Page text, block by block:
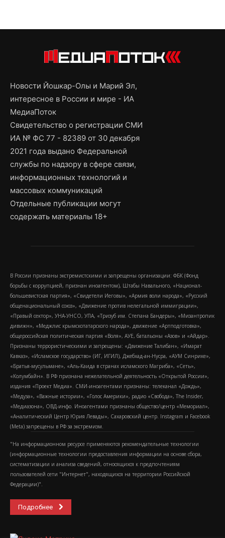
Новости Йошкар-Олы и Марий Эл,
интересное в России и мире - ИА
МедиаПоток
Свидетельство о регистрации СМИ
ИА № ФС 77 - 82389 от 30 декабря
2021 года выдано Федеральной
службы по надзору в сфере связи,
информационных технологий и
массовых коммуникаций
Отдельные публикации могут
содержать материалы 18+
В России признаны экстремистскими и запрещены организации: ФБК (Фонд
борьбы с коррупцией, признан иноагентом), Штабы Навального, «Национал-
большевистская партия», «Свидетели Иеговы», «Армия воли народа», «Русский
общенациональный союз», «Движение против нелегальной иммиграции»,
«Правый сектор», УНА-УНСО, УПА, «Тризуб им. Степана Бандеры», «Мизантропик
дивижн», «Меджлис крымскотатарского народа», движение «Артподготовка»,
общероссийская политическая партия «Воля», АУЕ, батальоны «Азов» и «Айдар».
Признаны террористическими и запрещены: «Движение Талибан», «Имарат
Кавказ», «Исламское государство» (ИГ, ИГИЛ), Джебхад-ан-Нусра, «АУМ Синрике»,
«Братья-мусульмане», «Аль-Каида в странах исламского Магриба», «Сеть»,
«Колумбайн». В РФ признана нежелательной деятельность «Открытой России»,
издания «Проект Медиа». СМИ-иноагентами признаны: телеканал «Дождь»,
«Медуза», «Важные истории», «Голос Америки», радио «Свобода», The Insider,
«Медиазона», ОВД-инфо. Иноагентами признаны общество/центр «Мемориал»,
«Аналитический Центр Юрия Левады», Сахаровский центр. Instagram и Facebook
(Metа) запрещены в РФ за экстремизм.
"На информационном ресурсе применяются рекомендательные технологии
(информационные технологии предоставления информации на основе сбора,
систематизации и анализа сведений, относящихся к предпочтениям
пользователей сети "Интернет", находящихся на территории Российской
Федерации)".
Подробнее